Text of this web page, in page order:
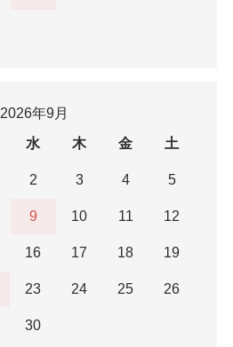
2026年9月
水 木 金 土
2 3 4 5
9 10 11 12
16 17 18 19
23 24 25 26
30